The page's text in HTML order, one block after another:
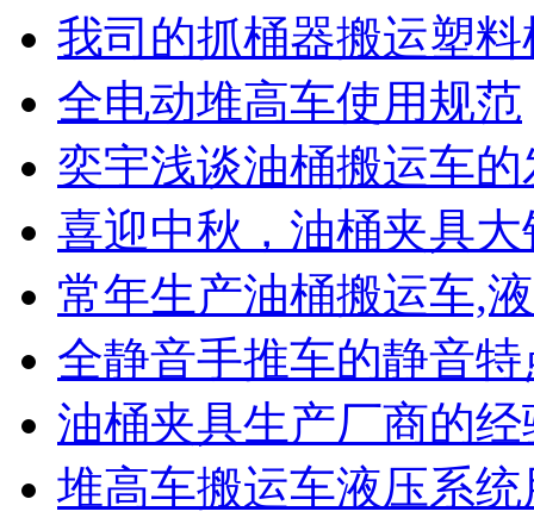
我司的抓桶器搬运塑
全电动堆高车使用规范
奕宇浅谈油桶搬运车
喜迎中秋，油桶夹具大
常年生产油桶搬运车,
全静音手推车的静音特
油桶夹具生产厂商的
堆高车搬运车液压系